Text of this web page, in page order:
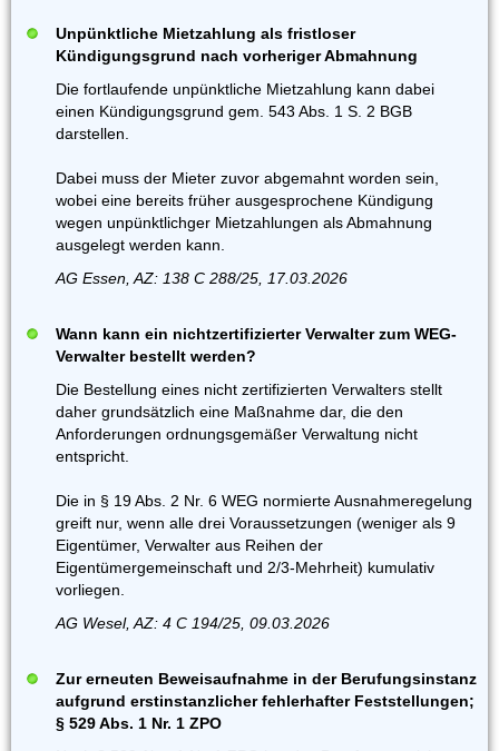
Unpünktliche Mietzahlung als fristloser
Kündigungsgrund nach vorheriger Abmahnung
Die fortlaufende unpünktliche Mietzahlung kann dabei
einen Kündigungsgrund gem. 543 Abs. 1 S. 2 BGB
darstellen.
Dabei muss der Mieter zuvor abgemahnt worden sein,
wobei eine bereits früher ausgesprochene Kündigung
wegen unpünktlichger Mietzahlungen als Abmahnung
ausgelegt werden kann.
AG Essen, AZ: 138 C 288/25, 17.03.2026
Wann kann ein nichtzertifizierter Verwalter zum WEG-
Verwalter bestellt werden?
Die Bestellung eines nicht zertifizierten Verwalters stellt
daher grundsätzlich eine Maßnahme dar, die den
Anforderungen ordnungsgemäßer Verwaltung nicht
entspricht.
Die in § 19 Abs. 2 Nr. 6 WEG normierte Ausnahmeregelung
greift nur, wenn alle drei Voraussetzungen (weniger als 9
Eigentümer, Verwalter aus Reihen der
Eigentümergemeinschaft und 2/3-Mehrheit) kumulativ
vorliegen.
AG Wesel, AZ: 4 C 194/25, 09.03.2026
Zur erneuten Beweisaufnahme in der Berufungsinstanz
aufgrund erstinstanzlicher fehlerhafter Feststellungen;
§ 529 Abs. 1 Nr. 1 ZPO